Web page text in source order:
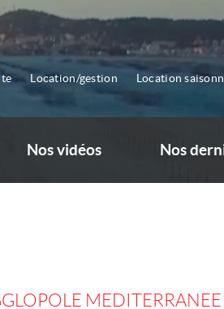
Location/gestion Location
Nos vidéos Nos
MEDITERRANEE